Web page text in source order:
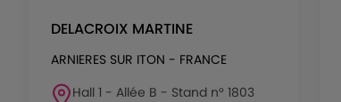
DELACROIX MARTINE
ARNIERES SUR ITON - FRANCE
Hall 1 - Allée B - Stand n° 1803